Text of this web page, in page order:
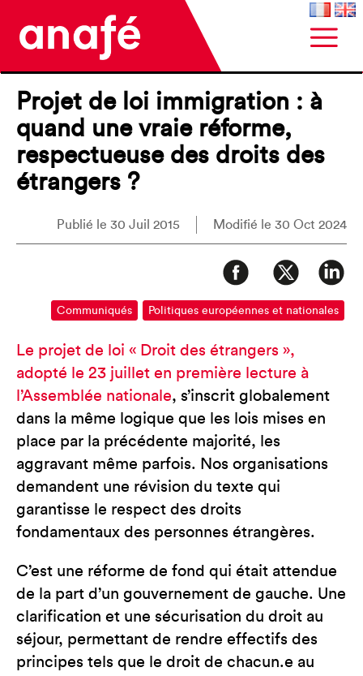
Projet de loi immigration : à
quand une vraie réforme,
respectueuse des droits des
étrangers ?
Publié le 30 Juil 2015 Modifié le 30 Oct 2024
Communiqués Politiques européennes et nationales
Le projet de loi « Droit des étrangers »,
adopté le 23 juillet en première lecture à
l’Assemblée nationale, s’inscrit globalement
dans la même logique que les lois mises en
place par la précédente majorité, les
aggravant même parfois. Nos organisations
demandent une révision du texte qui
garantisse le respect des droits
fondamentaux des personnes étrangères.
C’est une réforme de fond qui était attendue
de la part d’un gouvernement de gauche. Une
clarification et une sécurisation du droit au
séjour, permettant de rendre effectifs des
principes tels que le droit de chacun.e au